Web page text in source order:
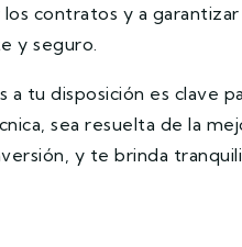
contratos y a
y seguro.
a tu disposición es clave
sea resuelta de la
y te brinda